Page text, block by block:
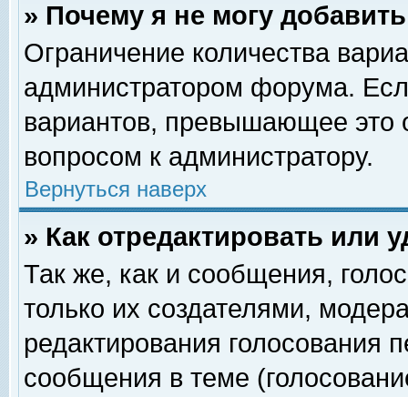
» Почему я не могу
Ограничение количества
администратором форума.
вариантов, превышающее это
вопросом к администратору.
Вернуться наверх
» Как отредактировать или
Так же, как и сообщения,
только их создателями,
редактирования голосования
сообщения в теме